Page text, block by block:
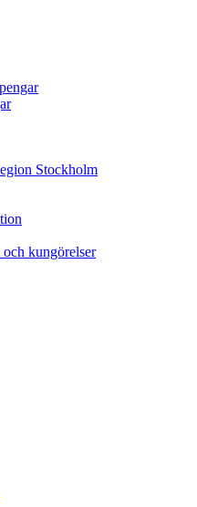
Stockholm
kungörelser